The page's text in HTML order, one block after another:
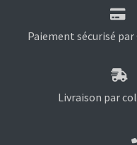
Paiement sécurisé par
Livraison par